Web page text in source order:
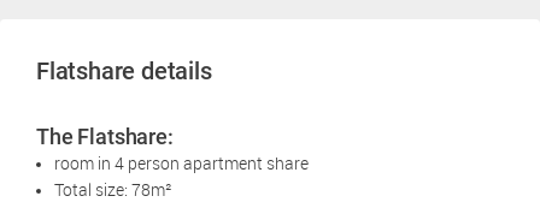
Flatshare details
The Flatshare:
room in 4 person apartment share
Total size: 78m²